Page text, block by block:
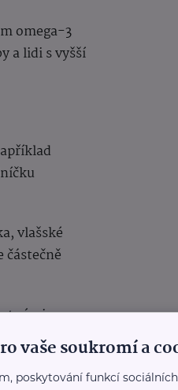
omega-3
a lidi s vyšší
vlašské
jen zřídka.
vaše soukromí a
poskytování funkcí